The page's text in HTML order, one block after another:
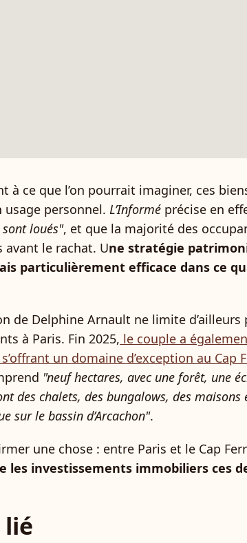
à ce que l’on pourrait imaginer, ces
usage personnel. L’Informé précise en
loués", et que la majorité des
avant le rachat. Une stratégie
particulièrement efficace dans ce
de Delphine Arnault ne limite d’ailleurs
à Paris. Fin 2025, le couple a
un domaine d’exception au Cap
"neuf hectares, avec une forêt, une
des chalets, des bungalows, des maisons
sur le bassin d’Arcachon".
une chose : entre Paris et le Cap
les investissements immobiliers ces